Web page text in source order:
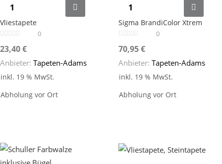
Vliestapete
0
23,40€
Anbieter: Tapeten-Adams
inkl. 19 % MwSt.
Abholung vor Ort
Sigma BrandiColor Xtrem
0
70,95€
Anbieter: Tapeten-Adams
inkl. 19 % MwSt.
Abholung vor Ort